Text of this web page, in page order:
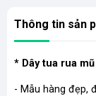
Thông tin sản
* Dây tua rua
- Mẫu hàng đẹp,